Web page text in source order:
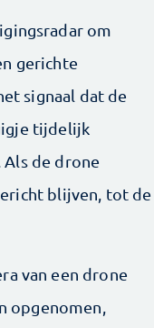
om
gerichte
signaal dat de
tijdelijk
Als de drone
blijven, tot de
van een drone
opgenomen,